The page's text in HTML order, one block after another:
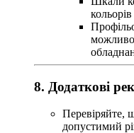
кольорів
8. Додаткові
Перевіряйте,
допустимий